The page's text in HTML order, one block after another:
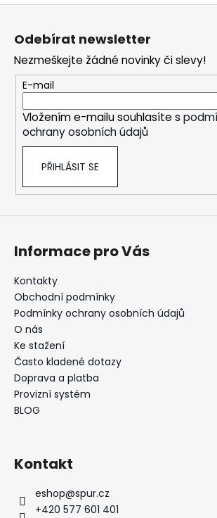
Z
Odebírat newsletter
Nezmeškejte žádné novinky či slevy!
E-mail
Vložením e-mailu souhlasíte s
ochrany osobních údajů
PŘIHLÁSIT SE
Informace pro Vás
Kontakty
Obchodní podmínky
Podmínky ochrany osobních údajů
O nás
Ke stažení
Často kladené dotazy
Doprava a platba
Provizní systém
BLOG
Kontakt
eshop@spur.cz
+420 577 601 401